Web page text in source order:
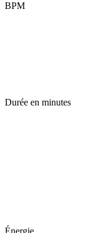
BPM
Durée en minutes
Énergie